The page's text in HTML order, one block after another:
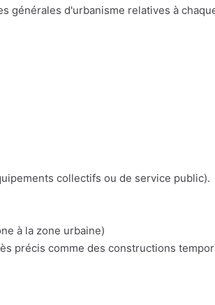
générales d'urbanisme relatives à
collectifs ou de service public).
à la zone urbaine)
précis comme des constructions